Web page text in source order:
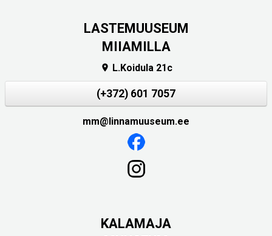
LASTEMUUSEUM
MIIAMILLA
 L.Koidula 21c
(+372) 601 7057
mm@linnamuuseum.ee
KALAMAJA